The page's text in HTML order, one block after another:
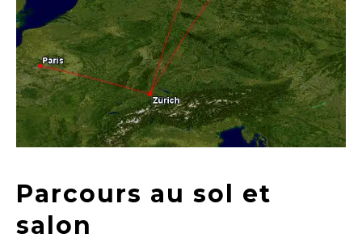
Parcours au sol et
salon